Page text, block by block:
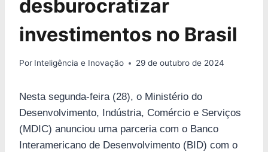
desburocratizar
investimentos no Brasil
Por Inteligência e Inovação 29 de outubro de 2024
Nesta segunda-feira (28), o Ministério do
Desenvolvimento, Indústria, Comércio e Serviços
(MDIC) anunciou uma parceria com o Banco
Interamericano de Desenvolvimento (BID) com o